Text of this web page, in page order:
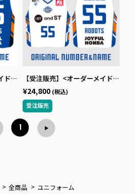
/ブルー） 【受注販売】<オーダーメイド>2026-27シーズンオーセンティックユニフォーム（アウェー/ホワイト）
¥24,800 (税込)
1
全商品 ユニフォーム